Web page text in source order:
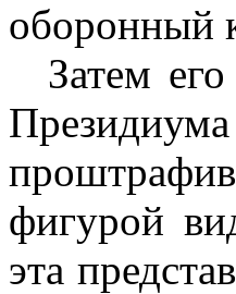
оборонный
Затем
фигурой
эта